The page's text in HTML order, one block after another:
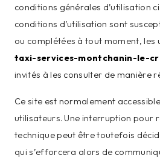
conditions générales d’utilisation
conditions d’utilisation sont
ou complétées à tout moment, les
taxi-services-montchanin-le-
invités à les consulter de manière
Ce site est normalement
utilisateurs. Une interruption pour
technique peut être toutefois
qui s’efforcera alors de